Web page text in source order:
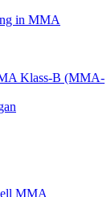
in MMA
Klass-B (MMA-
MMA